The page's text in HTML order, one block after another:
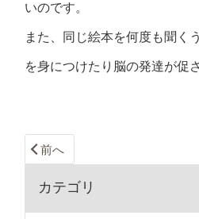
いのです。
また、同じ絵本を何度も聞く
を身につけたり脳の発達が促
前へ
カテゴリ